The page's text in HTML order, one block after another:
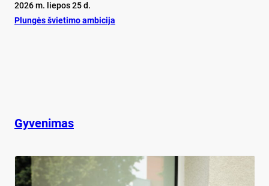
2026 m. liepos 25 d.
Plun­gės švie­ti­mo am­bi­ci­ja
Gyvenimas